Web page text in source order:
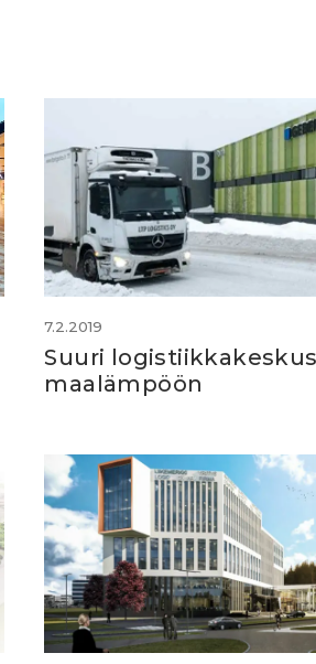
7.2.2019
Suuri
maalämpöön